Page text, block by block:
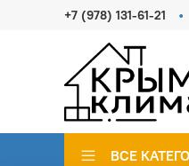
+7 (978) 131-61-21
ВСЕ